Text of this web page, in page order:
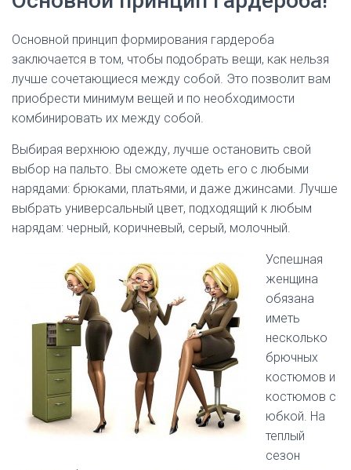
Основной принцип формирования гардероба
заключается в том, чтобы подобрать вещи, как нельзя
лучше сочетающиеся между собой. Это позволит вам
приобрести минимум вещей и по необходимости
комбинировать их между собой.
Выбирая верхнюю одежду, лучше остановить свой
выбор на пальто. Вы сможете одеть его с любыми
нарядами: брюками, платьями, и даже джинсами. Лучше
выбрать универсальный цвет, подходящий к любым
нарядам: черный, коричневый, серый, молочный.
Успешная
женщина
обязана
иметь
несколько
брючных
костюмов и
костюмов с
юбкой. На
теплый
сезон